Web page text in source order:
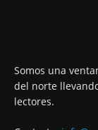
Somos una
del norte
lectores.